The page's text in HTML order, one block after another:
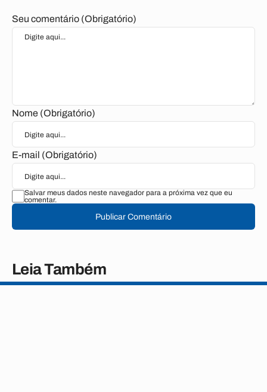
Seu comentário (Obrigatório)
Nome (Obrigatório)
E-mail (Obrigatório)
Salvar meus dados neste navegador para a próxima vez que eu
comentar.
Publicar Comentário
Leia Também